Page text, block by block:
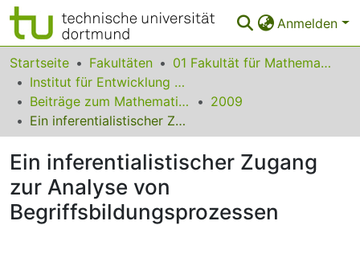
Anmelden
Bereiche & Sammlungen
Das gesamte Repositorium
Statistiken
FAQ
Leitlinien
Zurück zur Startseite
Startseite Fakultäten
01 Fakultät für Mathematik
Institut für Entwicklung und Erforschung des Mathematikunterrichts
Beiträge zum Mathematikunterricht
2009
Ein inferentialistischer Zugang zur Analyse von Begriffsbildungsprozessen
Ein inferentialistischer Zugang
zur Analyse von
Begriffsbildungsprozessen